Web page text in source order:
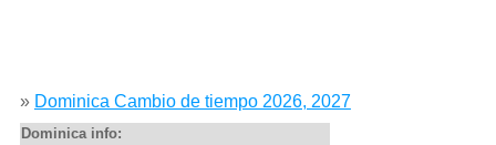
» Dominica Cambio de tiempo 2026, 2027
Dominica info: